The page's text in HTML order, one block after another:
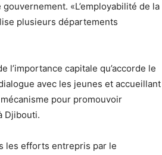
«L’employabilité de la
plusieurs départements
l’importance capitale qu’accorde le
avec les jeunes et accueillant
pour promouvoir
Djibouti.
les efforts entrepris par le